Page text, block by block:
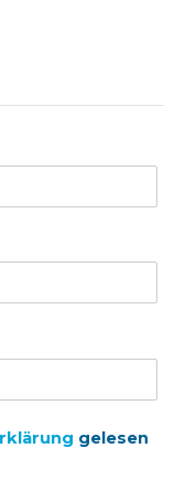
gelesen